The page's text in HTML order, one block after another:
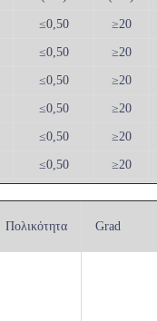
≤0,50 ≥20
≤0,50 ≥20
≤0,50 ≥20
≤0,50 ≥20
≤0,50 ≥20
≤0,50 ≥20
Πολικότητα Grad